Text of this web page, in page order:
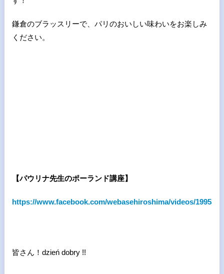
鎌倉のブラッスリーで、パリのおいしい味わいをお楽しみ
ください。
【パウリナ先生のポーランド講座】
https://www.facebook.com/webasehiroshima/videos/
皆さん！dzień dobry !!